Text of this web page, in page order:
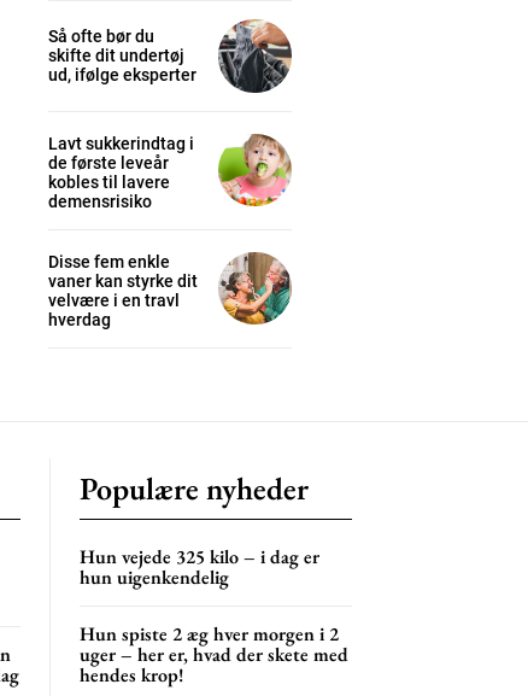
/ year
Så ofte bør du
skifte dit undertøj
ud, ifølge eksperter
Lavt sukkerindtag i
de første leveår
kobles til lavere
demensrisiko
Disse fem enkle
vaner kan styrke dit
velvære i en travl
hverdag
Populære nyheder
Hun vejede 325 kilo – i dag er
hun uigenkendelig
Hun spiste 2 æg hver morgen i 2
uger – her er, hvad der skete med
hendes krop!